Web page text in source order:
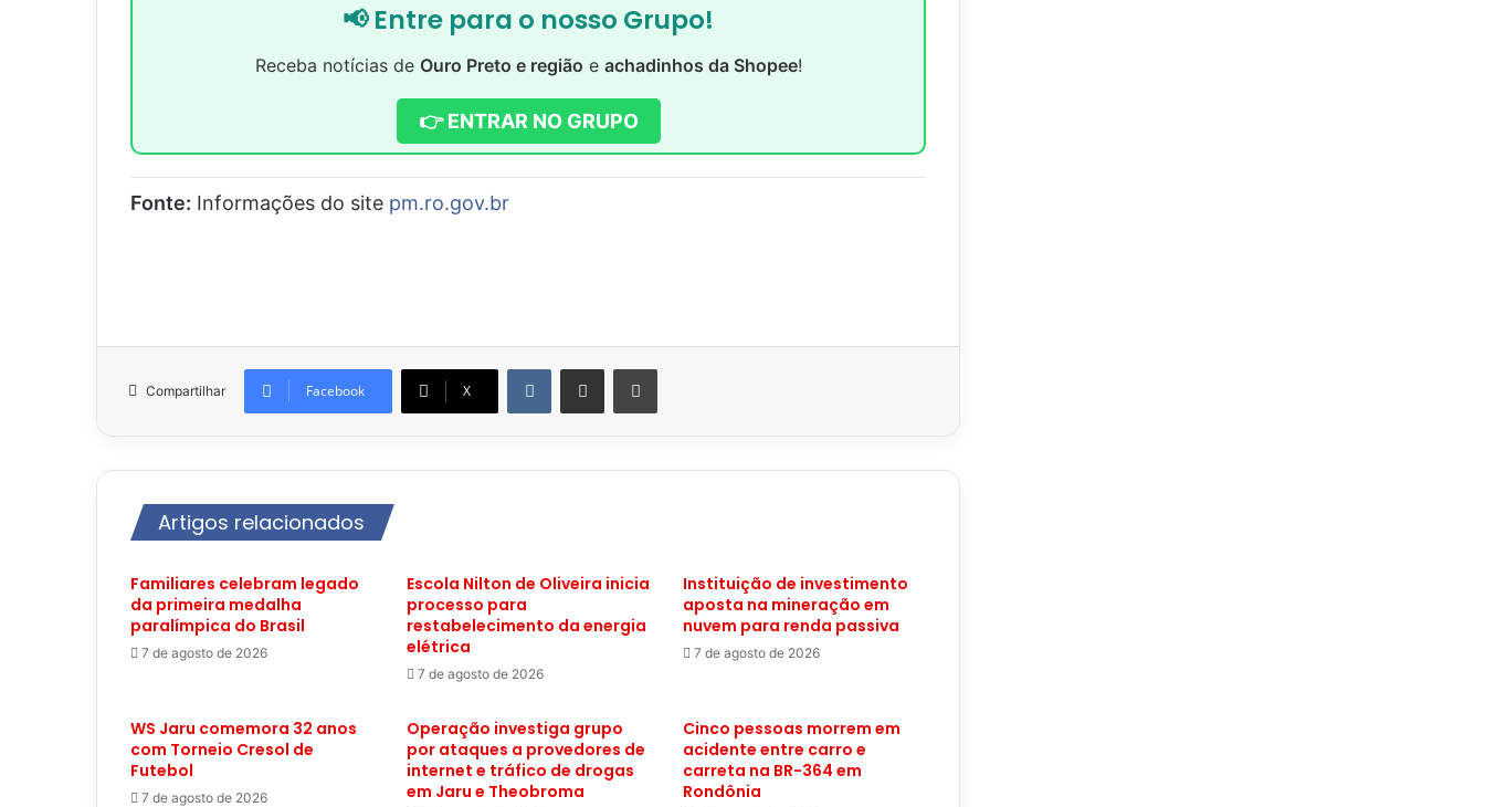
📢 Entre para o nosso Grupo!
Receba notícias de Ouro Preto e região e achadinhos da Shopee!
👉 ENTRAR NO GRUPO
Fonte: Informações do site pm.ro.gov.br
Compartilhar Facebook X
VK Compartilhar via e-mail Imprimir
Artigos relacionados
Familiares celebram legado
da primeira medalha
paralímpica do Brasil
7 de agosto de 2026
Escola Nilton de Oliveira inicia
processo para
restabelecimento da energia
elétrica
7 de agosto de 2026
Instituição de investimento
aposta na mineração em
nuvem para renda passiva
7 de agosto de 2026
WS Jaru comemora 32 anos
com Torneio Cresol de
Futebol
7 de agosto de 2026
Operação investiga grupo
por ataques a provedores de
internet e tráfico de drogas
em Jaru e Theobroma
Cinco pessoas morrem em
acidente entre carro e
carreta na BR-364 em
Rondônia